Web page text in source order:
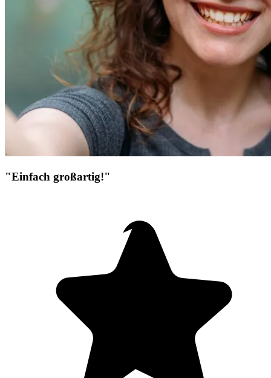
"Einfach großartig!"